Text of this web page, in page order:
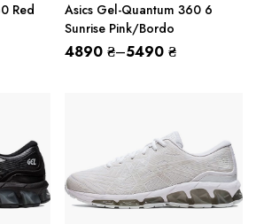
Red
Asics Gel-Quantum 360 6
Sunrise Pink/Bordo
4890 ₴–5490 ₴